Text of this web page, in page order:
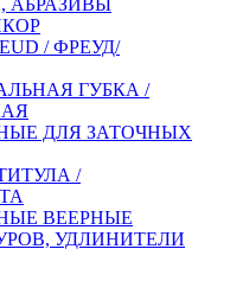
/ ФРЕУД/
ГУБКА /
ДЛЯ ЗАТОЧНЫХ
/
ВЕЕРНЫЕ
УДЛИНИТЕЛИ